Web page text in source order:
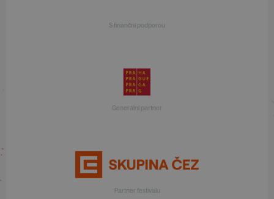
S finanční podporou
Generální partner
Partner festivalu